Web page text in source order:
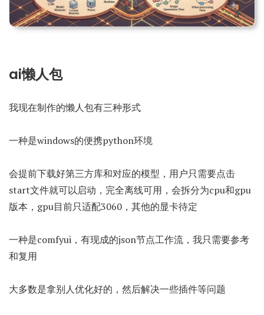
ai懒人包
我现在制作的懒人包有三种形式
一种是windows的便携python环境
会提前下载好第三方库和对应的模型，用户只需要点击
start文件就可以启动，完全离线可用，会拆分为cpu和gpu
版本，gpu目前只适配3060，其他的显卡待定
一种是comfyui，有现成的json节点工作流，我只需要参考
和复用
大多数是拿别人优化好的，然后解决一些插件等问题